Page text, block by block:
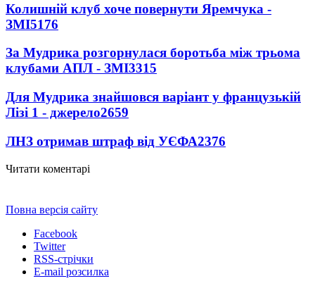
Колишній клуб хоче повернути Яремчука -
ЗМІ5176
За Мудрика розгорнулася боротьба між трьома
клубами АПЛ - ЗМІ3315
Для Мудрика знайшовся варіант у французькій
Лізі 1 - джерело2659
ЛНЗ отримав штраф від УЄФА2376
Читати коментарі
Повна версія сайту
Facebook
Twitter
RSS-стрічки
E-mail розсилка